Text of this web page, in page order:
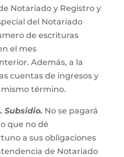
Notariado y Registro y
del Notariado
de escrituras
el mes
Además, a la
cuentas de ingresos y
término.
Subsidio. No se pagará
que no dé
a sus obligaciones
de Notariado